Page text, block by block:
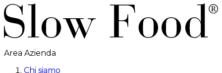
Area Azienda
Chi siamo